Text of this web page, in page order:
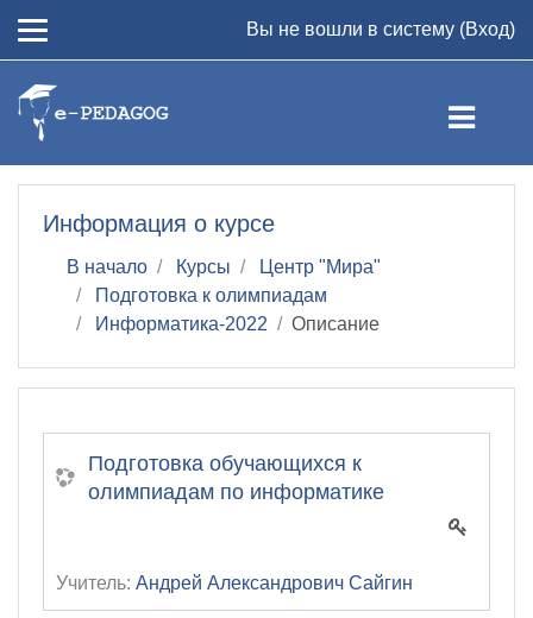
Вы не вошли в систему (Вход)
Информация о курсе
В начало Курсы
Центр "Мира"
Подготовка к олимпиадам
Информатика-2022
Описание
Подготовка обучающихся к
олимпиадам по информатике
Учитель: Андрей Александрович Сайгин